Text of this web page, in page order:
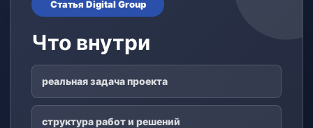
Статья Digital Group
Что внутри
реальная задача проекта
структура работ и решений